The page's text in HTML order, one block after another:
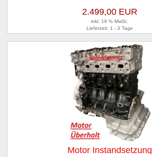
2.499,00 EUR
inkl. 19 % MwSt.
Lieferzeit: 1 - 3 Tage
Motor Instandsetzung